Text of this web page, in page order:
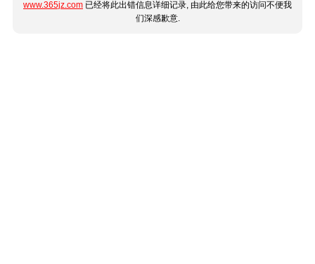
www.365jz.com 已经将此出错信息详细记录, 由此给您带来的访问不便我
们深感歉意.